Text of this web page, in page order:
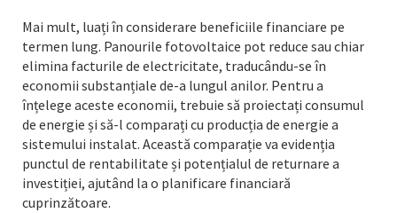
Mai mult, luați în considerare beneficiile financiare pe
termen lung. Panourile fotovoltaice pot reduce sau chiar
elimina facturile de electricitate, traducându-se în
economii substanțiale de-a lungul anilor. Pentru a
înțelege aceste economii, trebuie să proiectați consumul
de energie și să-l comparați cu producția de energie a
sistemului instalat. Această comparație va evidenția
punctul de rentabilitate și potențialul de returnare a
investiției, ajutând la o planificare financiară
cuprinzătoare.